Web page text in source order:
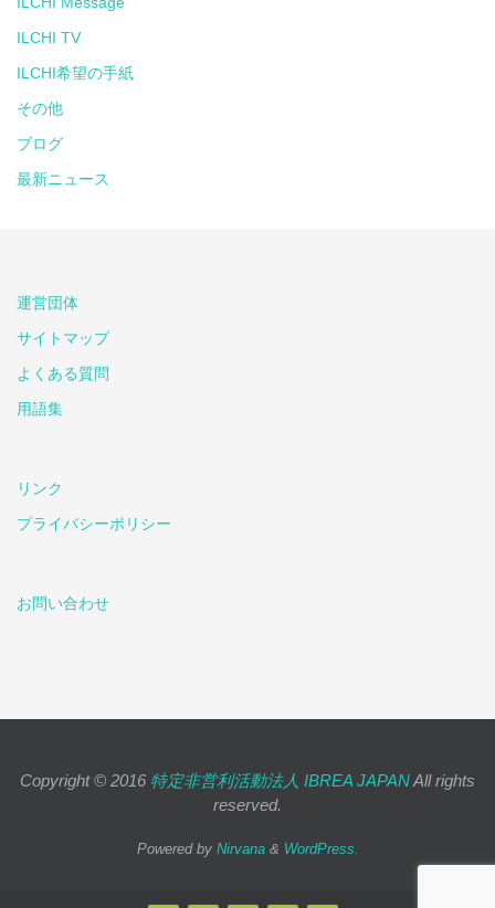
ILCHI TV
ILCHI希望の手紙
その他
ブログ
最新ニュース
運営団体
サイトマップ
よくある質問
用語集
リンク
プライバシーポリシー
お問い合わせ
Copyright © 2016 特定非営利活動法人 IBREA JAPANAll rights
reserved.
Powered by Nirvana& WordPress.